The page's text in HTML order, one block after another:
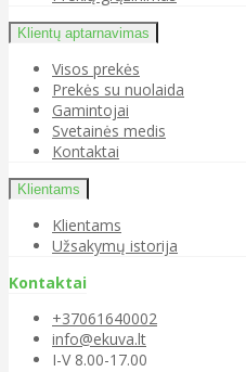
Klientų aptarnavimas
Visos prekės
Prekės su nuolaida
Gamintojai
Svetainės medis
Kontaktai
Klientams
Klientams
Užsakymų istorija
Kontaktai
+37061640002
info@ekuva.lt
I-V 8.00-17.00